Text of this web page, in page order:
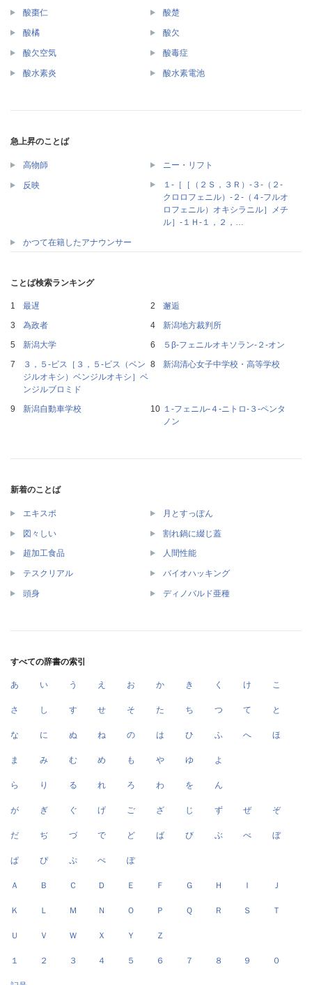
酸棗仁 酸楚
酸橘 酸欠
酸欠空気 酸毒症
酸水素炎 酸水素電池
急上昇のことば
高物師 ニー・リフト
反映
１‐［［（２Ｓ，３Ｒ）‐３‐（２‐
クロロフェニル）‐２‐（４‐フルオ
ロフェニル）オキシラニル］メチ
ル］‐１Ｈ‐１，２，…
かつて在籍したアナウンサー
ことば検索ランキング
最遅
邂逅
為政者
新潟地方裁判所
新潟大学
５β‐フェニルオキソラン‐２‐オン
３，５‐ビス［３，５‐ビス（ベン
ジルオキシ）ベンジルオキシ］ベ
ンジルブロミド
新潟清心女子中学校・高等学校
新潟自動車学校
１‐フェニル‐４‐ニトロ‐３‐ペンタ
ノン
新着のことば
エキスポ 月とすっぽん
図々しい 割れ鍋に綴じ蓋
超加工食品 人間性能
テスクリアル バイオハッキング
頭身 ディノバルド亜種
すべての辞書の索引
あ い う え お か き く け こ
さ し す せ そ た ち つ て と
な に ぬ ね の は ひ ふ へ ほ
ま み む め も や ゆ よ
ら り る れ ろ わ を ん
が ぎ ぐ げ ご ざ じ ず ぜ ぞ
だ ぢ づ で ど ば び ぶ べ ぼ
ぱ ぴ ぷ ぺ ぽ
Ａ Ｂ Ｃ Ｄ Ｅ Ｆ Ｇ Ｈ Ｉ Ｊ
Ｋ Ｌ Ｍ Ｎ Ｏ Ｐ Ｑ Ｒ Ｓ Ｔ
Ｕ Ｖ Ｗ Ｘ Ｙ Ｚ
１ ２ ３ ４ ５ ６ ７ ８ ９ ０